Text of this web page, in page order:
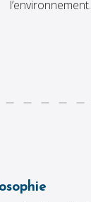
l’environnement.